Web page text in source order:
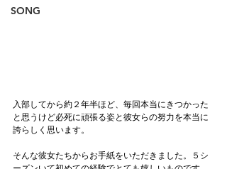
SONG
入部してから約２年半ほど、毎回本当にきつかった
と思うけど必死に頑張る姿と彼女らの努力を本当に
誇らしく思います。
そんな彼女たちからお手紙をいただきました。５シ